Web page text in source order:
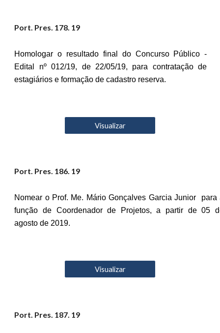
Port. Pres. 178. 19
Homologar o resultado final do Concurso Público -
Edital nº 012/19, de 22/05/19, para contratação de
estagiários e formação de cadastro reserva.
Visualizar
Port. Pres. 186. 19
Nomear o Prof. Me. Mário Gonçalves Garcia Junior para
função de Coordenador de Projetos, a partir de 05
agosto de 2019.
Visualizar
Port. Pres. 187. 19